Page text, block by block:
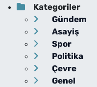
Kategoriler
Gündem
Asayiş
Spor
Politika
Çevre
Genel